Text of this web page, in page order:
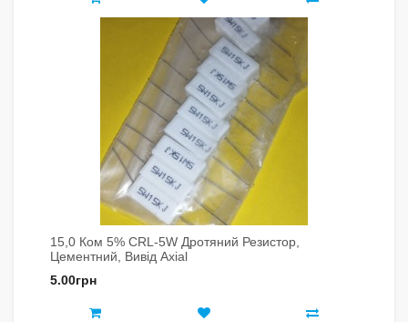
15,0 Ком 5% CRL-5W Дротяний Резистор,
Цементний, Вивід Axial
5.00грн